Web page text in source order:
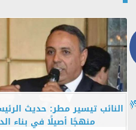
النائب تيسير مطر: حديث
منهجًا أصيلًا في بناء